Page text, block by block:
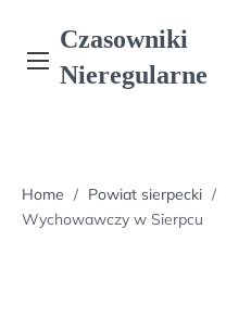
content
Czasowniki
Nieregularne
Home / Powiat sierpecki /
Wychowawczy w Sierpcu